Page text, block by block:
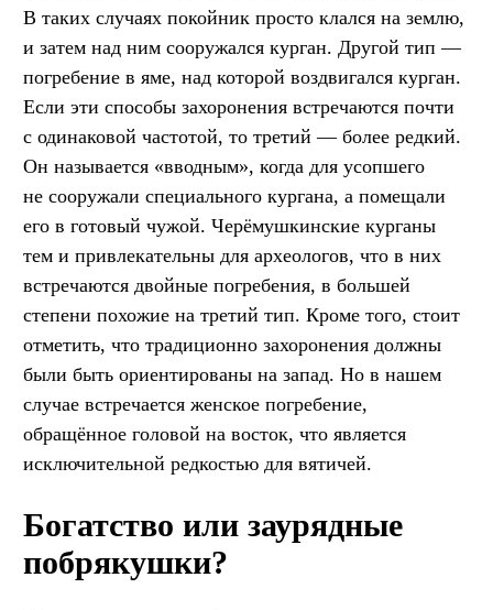
В таких случаях покойник просто клался на землю,
и затем над ним сооружался курган. Другой тип —
погребение в яме, над которой воздвигался курган.
Если эти способы захоронения встречаются почти
с одинаковой частотой, то третий — более редкий.
Он называется «вводным», когда для усопшего
не сооружали специального кургана, а помещали
его в готовый чужой. Черёмушкинские курганы
тем и привлекательны для археологов, что в них
встречаются двойные погребения, в большей
степени похожие на третий тип. Кроме того, стоит
отметить, что традиционно захоронения должны
были быть ориентированы на запад. Но в нашем
случае встречается женское погребение,
обращённое головой на восток, что является
исключительной редкостью для вятичей.
Богатство или заурядные
побрякушки?